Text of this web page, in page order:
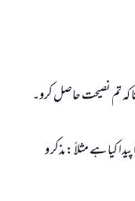
کہ تم نصیحت حاصل کرو۔
کیا ہے مثلاً : مذکر و